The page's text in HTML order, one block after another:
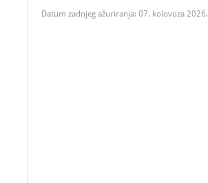
Datum zadnjeg ažuriranja: 07. kolovoza 2026.